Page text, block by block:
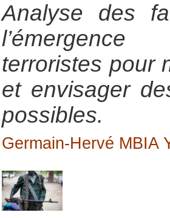
Analyse des
terroristes pour
et envisager
possibles.
Germain-Hervé MBIA